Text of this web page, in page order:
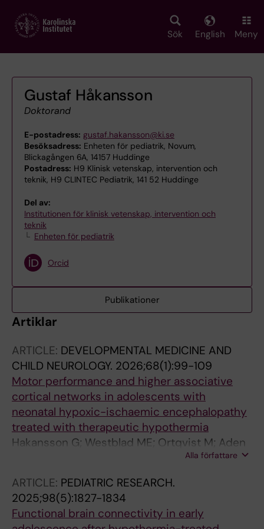
main
Sök English Meny
Gustaf Håkansson
Doktorand
E-postadress: gustaf.hakansson@ki.se
Besöksadress: Enheten för pediatrik, Novum,
Blickagången 6A, 14157 Huddinge
Postadress: H9 Klinisk vetenskap, intervention och
teknik, H9 CLINTEC Pediatrik, 141 52 Huddinge
Del av:
Institutionen för klinisk vetenskap, intervention och
teknik
Enheten för pediatrik
Orcid
Publikationer
Artiklar
ARTICLE: DEVELOPMENTAL MEDICINE AND
CHILD NEUROLOGY. 2026;68(1):99-109
Motor performance and higher associative
cortical networks in adolescents with
neonatal hypoxic-ischaemic encephalopathy
treated with therapeutic hypothermia
Hakansson G; Westblad ME; Ortqvist M; Aden
Alla författare
ARTICLE: PEDIATRIC RESEARCH.
2025;98(5):1827-1834
Functional brain connectivity in early